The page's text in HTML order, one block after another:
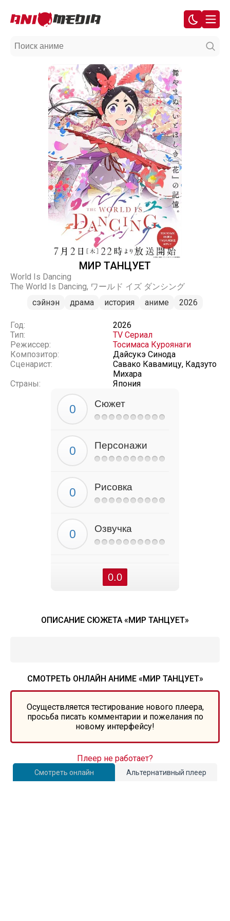
МИР ТАНЦУЕТ
World Is Dancing
The World Is Dancing, ワールド イズ ダンシング
сэйнэн
драма история аниме 2026
Год:
2026
Тип:
TV Сериал
Режиссер:
Тосимаса Куроянаги
Композитор:
Дайсукэ Синода
Сценарист:
Савако Кавамицу, Кадзуто
Михара
Страны:
Япония
Сюжет
Персонажи
Рисовка
Озвучка
0.0
ОПИСАНИЕ СЮЖЕТА «МИР ТАНЦУЕТ»
СМОТРЕТЬ ОНЛАЙН АНИМЕ «МИР ТАНЦУЕТ»
Осуществляется тестирование нового плеера,
просьба писать комментарии и пожелания по
новому интерфейсу!
Смотреть онлайн Альтернативный плеер
Плеер не работает?